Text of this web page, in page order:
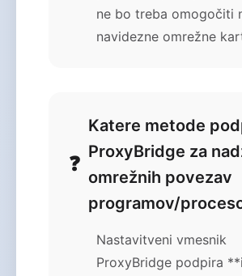
ne bo treba omogočiti
navidezne omrežne
Katere metode
ProxyBridge za
omrežnih povezav
programov/
Nastavitveni vmesnik
ProxyBridge podpira